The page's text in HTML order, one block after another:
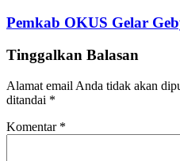
Pemkab OKUS Gelar
Tinggalkan Balasan
Alamat email Anda tidak akan
ditandai *
Komentar *